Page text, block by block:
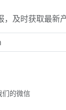
及时获取最新
们的微信